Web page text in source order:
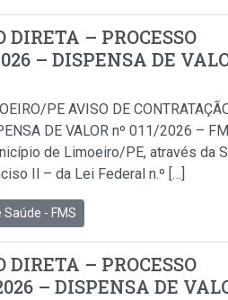
DIRETA – PROCESSO
– DISPENSA DE
PE AVISO DE
DE VALOR nº 011/2026 –
de Limoeiro/PE, através da
Il – da Lei Federal n.º […]
Saúde - FMS
DIRETA – PROCESSO
– DISPENSA DE